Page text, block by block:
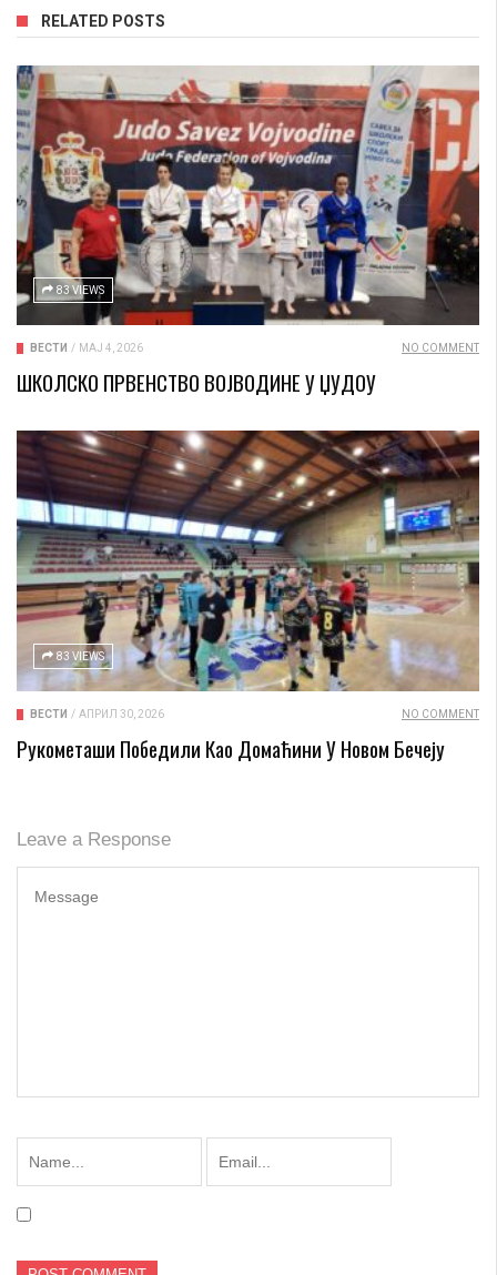
RELATED POSTS
83 VIEWS
ВЕСТИ / МАЈ 4, 2026 NO COMMENT
ШКОЛСКО ПРВЕНСТВО ВОЈВОДИНЕ У ЏУДОУ
83 VIEWS
ВЕСТИ / АПРИЛ 30, 2026 NO COMMENT
Рукометаши Победили Као Домаћини У Новом Бечеју
Leave a Response